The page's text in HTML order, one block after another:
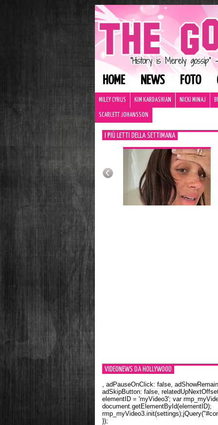
HOME NEWS FOTO
MILEY CYRUS KIM KARDASHIAN NICKI MINAJ
SCARLETT JOHANSSON
I PIÙ LETTI DELLA SETTIMANA
VIDEONEWS DA HOLLYWOOD
, adPauseOnClick: false,
adSkipButton: false,
elementID = 'myVideo3'; var
document.getElementById(elementID);
});